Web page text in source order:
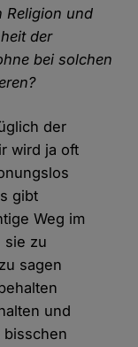
Religion und
der
bei solchen
der
wird ja oft
gibt
Weg im
sie zu
sagen
und
bisschen